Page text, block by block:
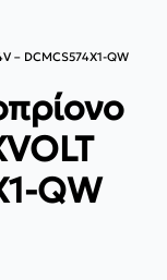
– DCMCS574X1-QW
QW